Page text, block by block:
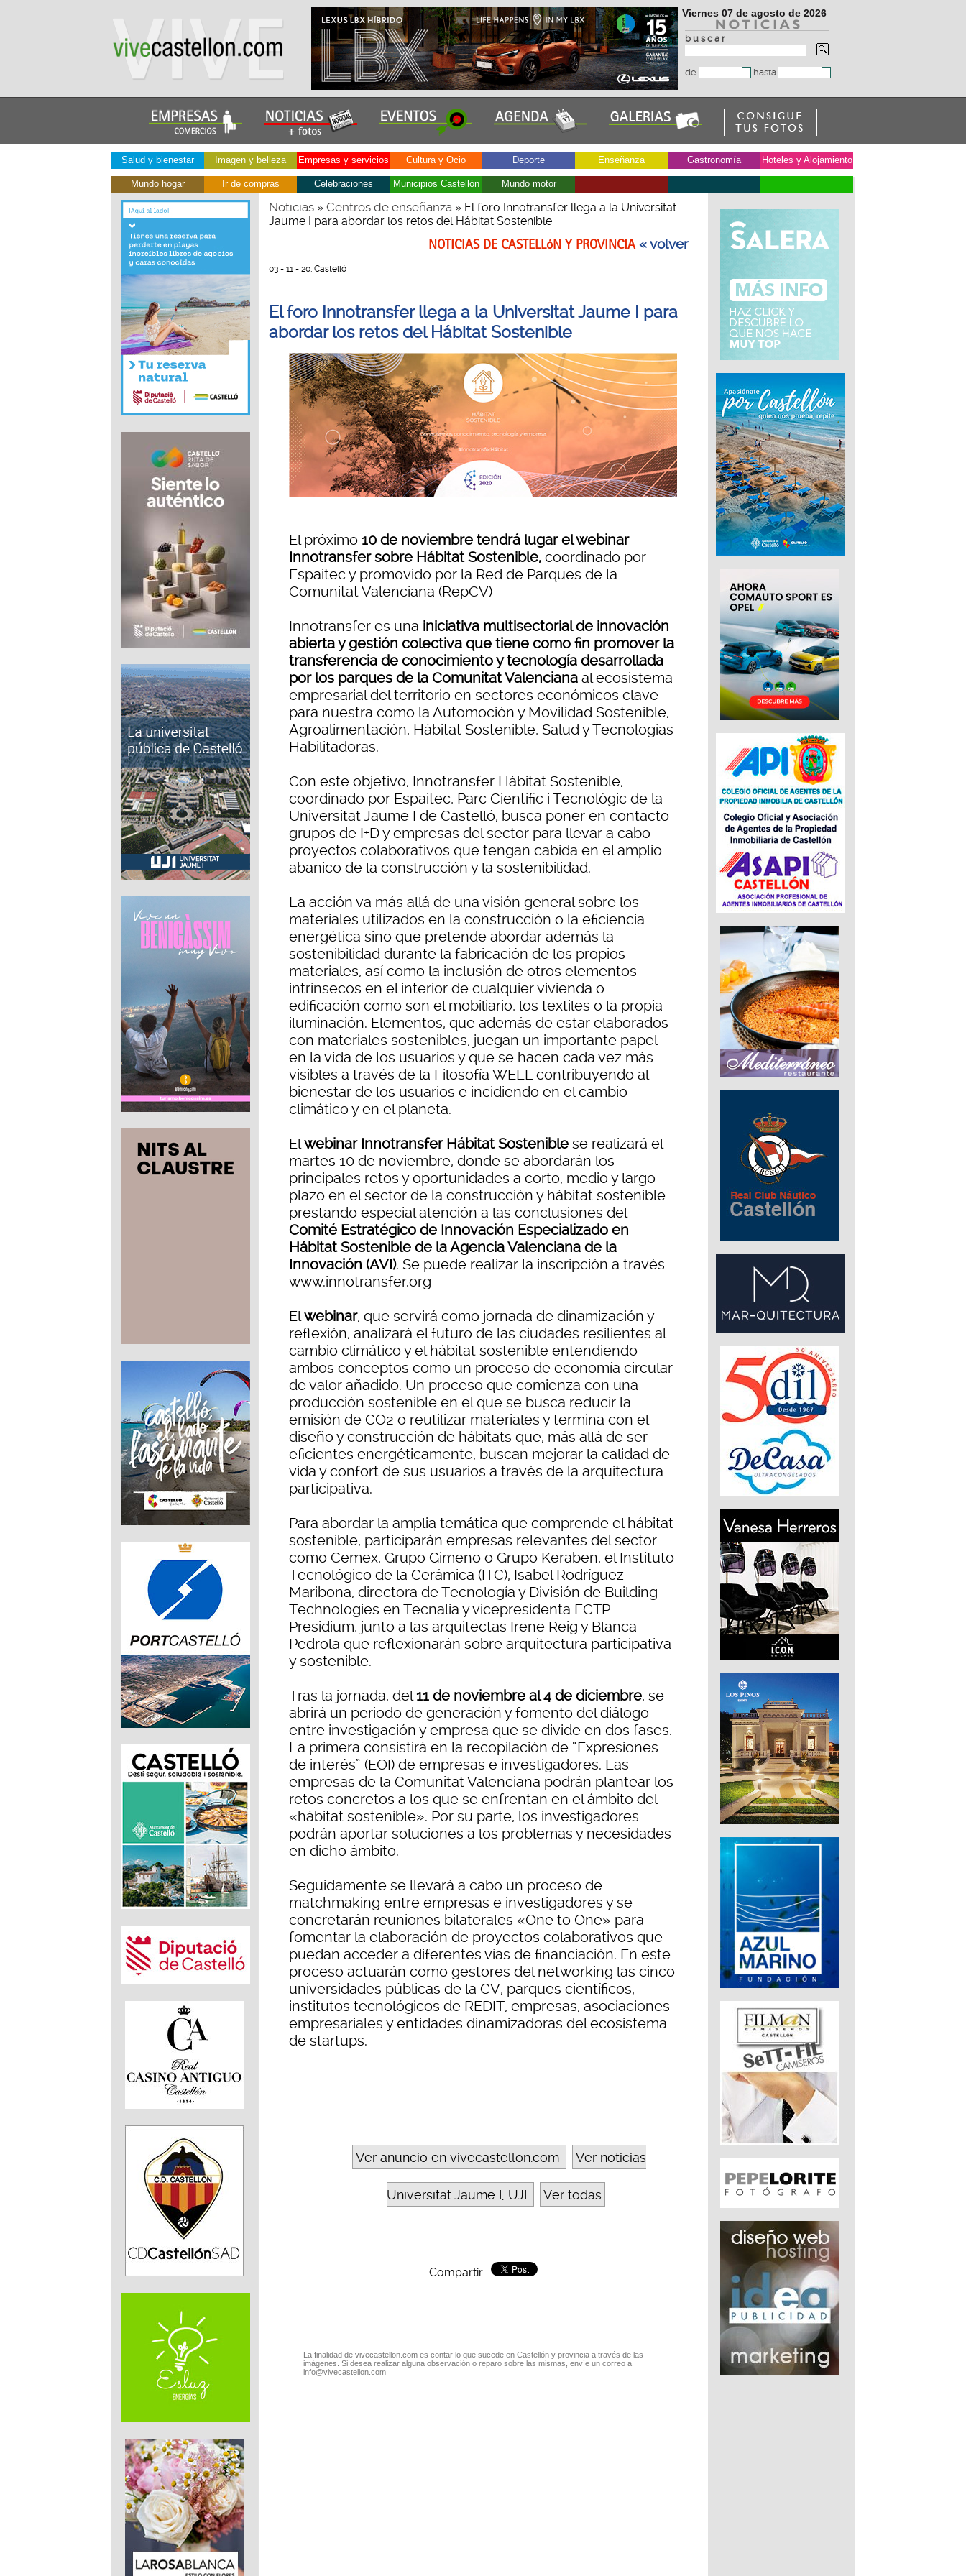
Viernes 07 de agosto de 2026
b u s c a r
de hasta
Salud y bienestar Imagen y belleza Empresas y servicios Cultura y Ocio Deporte Enseñanza Gastronomía Hoteles y Alojamiento
Mundo hogar Ir de compras Celebraciones Municipios Castellón Mundo motor
Noticias» Centros de enseñanza» El foro Innotransfer llega a la Universitat
Jaume I para abordar los retos del Hábitat Sostenible
NOTICIAS DE CASTELLóN Y PROVINCIA« volver
03 - 11 - 20, Castelló
El foro Innotransfer llega a la Universitat Jaume I para
abordar los retos del Hábitat Sostenible
El próximo 10 de noviembre tendrá lugar el webinar
Innotransfer sobre Hábitat Sostenible, coordinado por
Espaitec y promovido por la Red de Parques de la
Comunitat Valenciana (RepCV)
Innotransfer es una iniciativa multisectorial de innovación
abierta y gestión colectiva que tiene como fin promover la
transferencia de conocimiento y tecnología desarrollada
por los parques de la Comunitat Valenciana al ecosistema
empresarial del territorio en sectores económicos clave
para nuestra como la Automoción y Movilidad Sostenible,
Agroalimentación, Hábitat Sostenible, Salud y Tecnologías
Habilitadoras.
Con este objetivo, Innotransfer Hábitat Sostenible,
coordinado por Espaitec, Parc Científic i Tecnològic de la
Universitat Jaume I de Castelló, busca poner en contacto
grupos de I+D y empresas del sector para llevar a cabo
proyectos colaborativos que tengan cabida en el amplio
abanico de la construcción y la sostenibilidad.
La acción va más allá de una visión general sobre los
materiales utilizados en la construcción o la eficiencia
energética sino que pretende abordar además la
sostenibilidad durante la fabricación de los propios
materiales, así como la inclusión de otros elementos
intrínsecos en el interior de cualquier vivienda o
edificación como son el mobiliario, los textiles o la propia
iluminación. Elementos, que además de estar elaborados
con materiales sostenibles, juegan un importante papel
en la vida de los usuarios y que se hacen cada vez más
visibles a través de la Filosofía WELL contribuyendo al
bienestar de los usuarios e incidiendo en el cambio
climático y en el planeta.
Elwebinar Innotransfer Hábitat Sostenible se realizará el
martes 10 de noviembre, donde se abordarán los
principales retos y oportunidades a corto, medio y largo
plazo en el sector de la construcción y hábitat sostenible
prestando especial atención a las conclusiones del
Comité Estratégico de Innovación Especializado en
Hábitat Sostenible de la Agencia Valenciana de la
Innovación (AVI). Se puede realizar la inscripción a través
www.innotransfer.org
Elwebinar, que servirá como jornada de dinamización y
reflexión, analizará el futuro de las ciudades resilientes al
cambio climático y el hábitat sostenible entendiendo
ambos conceptos como un proceso de economía circular
de valor añadido. Un proceso que comienza con una
producción sostenible en el que se busca reducir la
emisión de CO2 o reutilizar materiales y termina con el
diseño y construcción de hábitats que, más allá de ser
eficientes energéticamente, buscan mejorar la calidad de
vida y confort de sus usuarios a través de la arquitectura
participativa.
Para abordar la amplia temática que comprende el hábitat
sostenible, participarán empresas relevantes del sector
como Cemex, Grupo Gimeno o Grupo Keraben, el Instituto
Tecnológico de la Cerámica (ITC), Isabel Rodríguez-
Maribona, directora de Tecnología y División de Building
Technologies en Tecnalia y vicepresidenta ECTP
Presidium, junto a las arquitectas Irene Reig y Blanca
Pedrola que reflexionarán sobre arquitectura participativa
y sostenible.
Tras la jornada, del11 de noviembre al 4 de diciembre, se
abrirá un periodo de generación y fomento del diálogo
entre investigación y empresa que se divide en dos fases.
La primera consistirá en la recopilación de “Expresiones
de interés” (EOI) de empresas e investigadores. Las
empresas de la Comunitat Valenciana podrán plantear los
retos concretos a los que se enfrentan en el ámbito del
«hábitat sostenible». Por su parte, los investigadores
podrán aportar soluciones a los problemas y necesidades
en dicho ámbito.
Seguidamente se llevará a cabo un proceso de
matchmaking entre empresas e investigadores y se
concretarán reuniones bilaterales «One to One» para
fomentar la elaboración de proyectos colaborativos que
puedan acceder a diferentes vías de financiación. En este
proceso actuarán como gestores del networking las cinco
universidades públicas de la CV, parques científicos,
institutos tecnológicos de REDIT, empresas, asociaciones
empresariales y entidades dinamizadoras del ecosistema
de startups.
Ver anuncio en vivecastellon.com Ver noticias
Universitat Jaume I, UJI Ver todas
Compartir :
La finalidad de vivecastellon.com es contar lo que sucede en Castellón y provincia a través de las
imágenes. Si desea realizar alguna observación o reparo sobre las mismas, envíe un correo a
info@vivecastellon.com